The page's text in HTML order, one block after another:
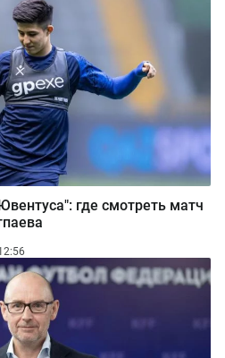
где смотреть матч